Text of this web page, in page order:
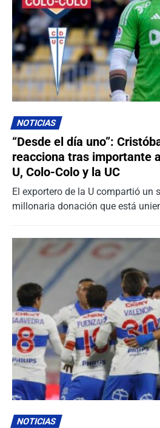
NOTICIAS
“Desde el día uno”:
reacciona tras importante
U, Colo-Colo y la UC
El exportero de la U compartió un
millonaria donación que está
NOTICIAS